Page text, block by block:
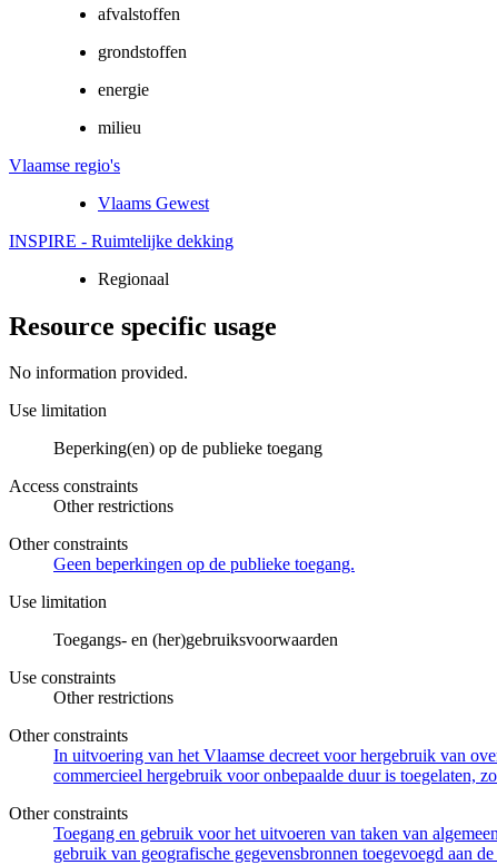
afvalstoffen
grondstoffen
energie
milieu
Vlaamse regio's
Vlaams Gewest
INSPIRE - Ruimtelijke dekking
Regionaal
Resource specific usage
No information provided.
Use limitation
Beperking(en) op de publieke toegang
Access constraints
Other restrictions
Other constraints
Geen beperkingen op de publieke toegang.
Use limitation
Toegangs- en (her)gebruiksvoorwaarden
Use constraints
Other restrictions
Other constraints
In uitvoering van het Vlaamse decreet voor hergebruik van
commercieel hergebruik voor onbepaalde duur is toegelaten,
Other constraints
Toegang en gebruik voor het uitvoeren van taken van
gebruik van geografische gegevensbronnen toegevoegd aan